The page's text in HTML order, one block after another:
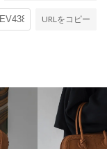
URLをコピー